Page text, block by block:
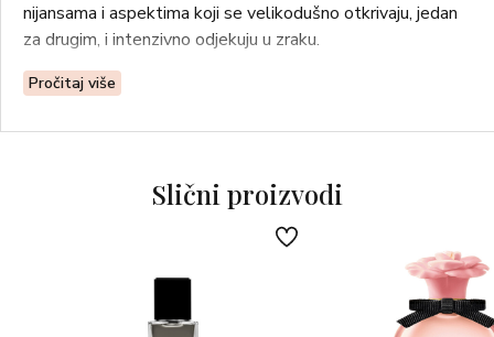
nijansama i aspektima koji se velikodušno otkrivaju, jedan
za drugim, i intenzivno odjekuju u zraku.
Dizajn podsjeća na rimske hramove, počast Vječnom gradu.
OLFAKTIVNA OBITELJ – Drvenasto orijentalni
BAZA – cedar, sandalovina, gromada, jantar, vanilija,
Pročitaj više
Slični proizvodi